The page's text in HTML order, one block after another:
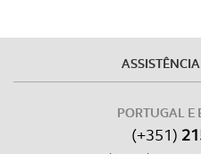
PORTUGAL E
(+351)